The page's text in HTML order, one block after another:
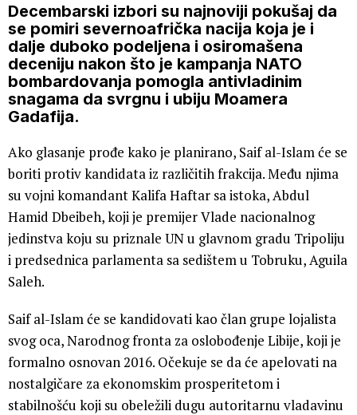
Decembarski izbori su najnoviji pokušaj da
se pomiri severnoafrička nacija koja je i
dalje duboko podeljena i osiromašena
deceniju nakon što je kampanja NATO
bombardovanja pomogla antivladinim
snagama da svrgnu i ubiju Moamera
Gadafija.
Ako glasanje prođe kako je planirano, Saif al-Islam će se
boriti protiv kandidata iz različitih frakcija. Među njima
su vojni komandant Kalifa Haftar sa istoka, Abdul
Hamid Dbeibeh, koji je premijer Vlade nacionalnog
jedinstva koju su priznale UN u glavnom gradu Tripoliju
i predsednica parlamenta sa sedištem u Tobruku, Aguila
Saleh.
Saif al-Islam će se kandidovati kao član grupe lojalista
svog oca, Narodnog fronta za oslobođenje Libije, koji je
formalno osnovan 2016. Očekuje se da će apelovati na
nostalgičare za ekonomskim prosperitetom i
stabilnošću koji su obeležili dugu autoritarnu vladavinu